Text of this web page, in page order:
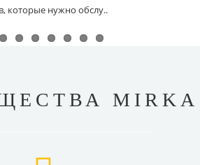
которые нужно обслу..
MIRKA